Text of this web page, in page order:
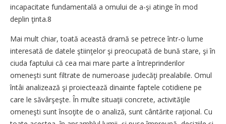
incapacitate fundamentală a omului de a-şi atinge în mod
deplin ţinta.8
Mai mult chiar, toată această dramă se petrece într-o lume
interesată de datele ştiinţelor şi preocupată de bună stare, şi în
ciuda faptului că cea mai mare parte a întreprinderilor
omeneşti sunt filtrate de numeroase judecăţi prealabile. Omul
întâi analizează şi proiectează dinainte faptele cotidiene pe
care le săvârşeşte. În multe situaţii concrete, activităţile
omeneşti sunt însoţite de o analiză, sunt cântărite raţional. Cu